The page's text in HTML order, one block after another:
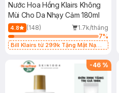
Nước Hoa Hồng Klairs Không
Mùi Cho Da Nhạy Cảm 180ml
4.8 (148)
1.7k/tháng
7%
Bill Klairs từ 299k Tặng Mặt Nạ
25ml (SL Có Hạn)
-46 %